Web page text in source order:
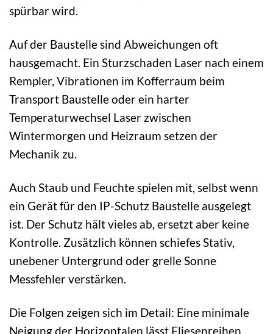
spürbar wird.
Auf der Baustelle sind Abweichungen oft
hausgemacht. Ein Sturzschaden Laser nach einem
Rempler, Vibrationen im Kofferraum beim
Transport Baustelle oder ein harter
Temperaturwechsel Laser zwischen
Wintermorgen und Heizraum setzen der
Mechanik zu.
Auch Staub und Feuchte spielen mit, selbst wenn
ein Gerät für den IP-Schutz Baustelle ausgelegt
ist. Der Schutz hält vieles ab, ersetzt aber keine
Kontrolle. Zusätzlich können schiefes Stativ,
unebener Untergrund oder grelle Sonne
Messfehler verstärken.
Die Folgen zeigen sich im Detail: Eine minimale
Neigung der Horizontalen lässt Fliesenreihen